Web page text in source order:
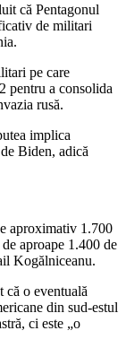
că Pentagonul
de militari
pe care
pentru a consolida
rusă.
implica
Biden, adică
aproximativ 1.700
aproape 1.400 de
Kogălniceanu.
că o eventuală
din sud-estul
ci este „o